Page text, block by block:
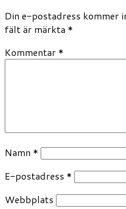
Din e-postadress kommer
fält är märkta *
Kommentar *
Namn *
E-postadress *
Webbplats